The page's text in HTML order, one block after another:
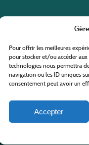
Pour offrir les meilleures
pour stocker et/ou accéder
technologies nous permettra
navigation ou les ID uniques
consentement peut avoir un
Accepter
Development
Privacy Policy Site map